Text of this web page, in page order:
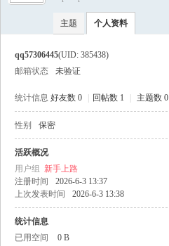
爱盘›
主题 个人资料
qq57306445(UID: 385438)
邮箱状态
未验证
统计信息 好友数 0 回帖数 1 主题数 0
性别 保密
活跃概况
用户组 新手上路
注册时间
2026-6-3 13:37
上次发表时间
2026-6-3 13:38
统计信息
已用空间
0 B